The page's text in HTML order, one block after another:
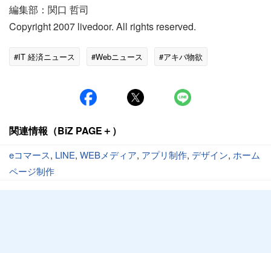
編集部：関口 哲司
Copyright 2007 livedoor. All rights reserved.
#IT 経済ニュース #Webニュース #アキバ物欲
関連情報（BiZ PAGE＋）
eコマース, LINE, WEBメディア, アプリ制作, デザイン, ホーム
ページ制作